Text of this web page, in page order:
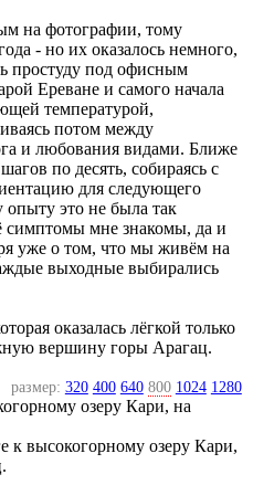
на фотографии, тому
- но их оказалось немного,
простуду под офисным
Ереване и самого начала
температурой,
потом между
и любования видами. Ближе
по десять, собираясь с
для следующего
это не была так
симптомы мне знакомы, да и
уже о том, что мы живём на
выходные выбирались
оказалась лёгкой только
вершину горы Арагац.
размер: 320 400 640 800 1024 1280
к высокогорному озеру Кари,